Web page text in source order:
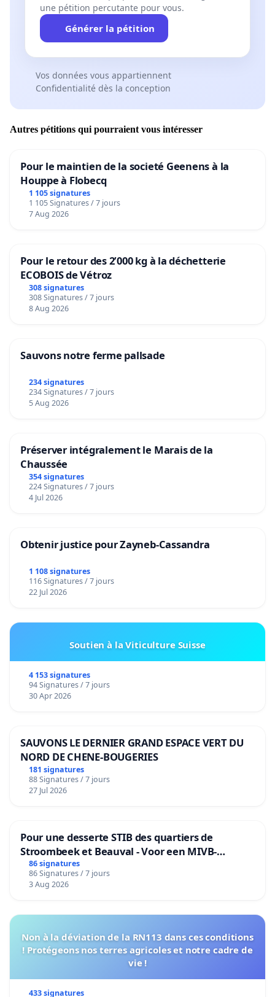
une pétition percutante pour vous.
Générer la pétition
Vos données vous appartiennent
Confidentialité dès la conception
Autres pétitions qui pourraient vous intéresser
Pour le maintien de la societé Geenens à la
Houppe à Flobecq
1 105 signatures
1 105 Signatures / 7 jours
7 Aug 2026
Pour le retour des 2’000 kg à la déchetterie
ECOBOIS de Vétroz
308 signatures
308 Signatures / 7 jours
8 Aug 2026
Sauvons notre ferme pallsade
234 signatures
234 Signatures / 7 jours
5 Aug 2026
Préserver intégralement le Marais de la
Chaussée
354 signatures
224 Signatures / 7 jours
4 Jul 2026
Obtenir justice pour Zayneb-Cassandra
1 108 signatures
116 Signatures / 7 jours
22 Jul 2026
Soutien à la Viticulture Suisse
4 153 signatures
94 Signatures / 7 jours
30 Apr 2026
SAUVONS LE DERNIER GRAND ESPACE VERT DU
NORD DE CHENE-BOUGERIES
181 signatures
88 Signatures / 7 jours
27 Jul 2026
Pour une desserte STIB des quartiers de
Stroombeek et Beauval - Voor een MIVB-
bediening van de wijken Strombeek en Het
Voor
86 signatures
86 Signatures / 7 jours
3 Aug 2026
Non à la déviation de la RN113 dans ces conditions
! Protégeons nos terres agricoles et notre cadre de
vie !
433 signatures